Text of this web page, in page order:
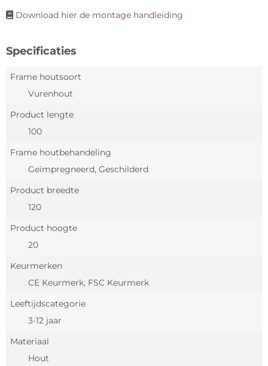
Download hier de montage handleiding
Specificaties
Frame houtsoort
Vurenhout
Product lengte
100
Frame houtbehandeling
Geïmpregneerd, Geschilderd
Product breedte
120
Product hoogte
20
Keurmerken
CE Keurmerk, FSC Keurmerk
Leeftijdscategorie
3-12 jaar
Materiaal
Hout